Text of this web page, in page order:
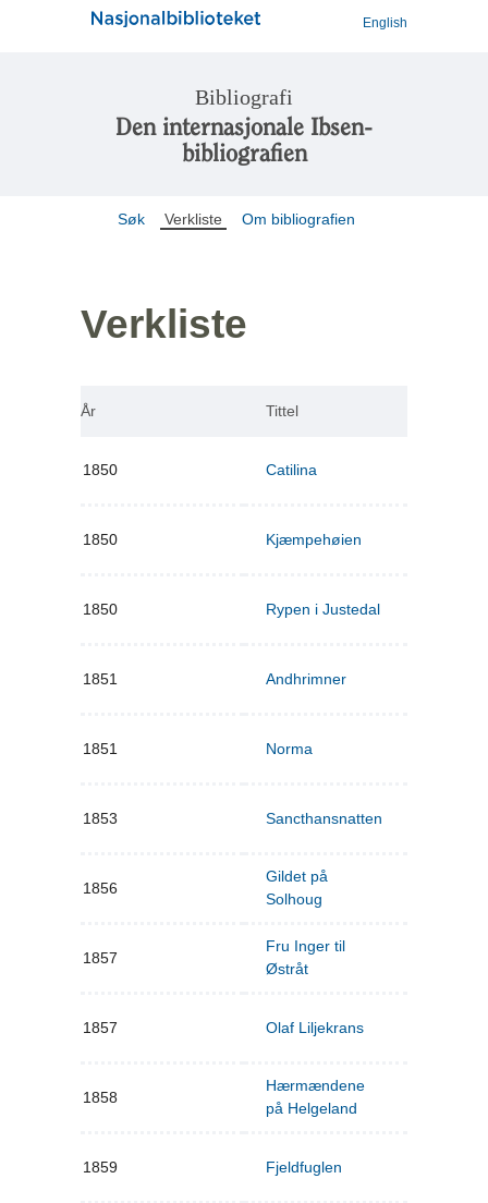
English
Bibliografi
Den internasjonale Ibsen-
bibliografien
Søk Verkliste Om bibliografien
Verkliste
År Tittel
1850 Catilina
1850 Kjæmpehøien
1850 Rypen i Justedal
1851 Andhrimner
1851 Norma
1853 Sancthansnatten
1856
Gildet på
Solhoug
1857
Fru Inger til
Østråt
1857 Olaf Liljekrans
1858
Hærmændene
på Helgeland
1859 Fjeldfuglen